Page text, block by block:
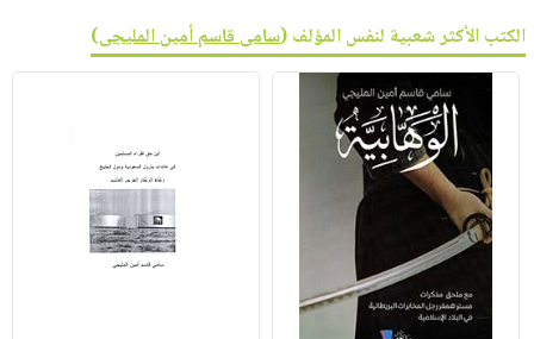
الكتب الأكثر شعبية لنفس المؤلف (سامى قاسم أمين المليجى)